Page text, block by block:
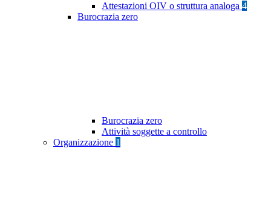
Attestazioni OIV o struttura analoga 4
Burocrazia zero
Burocrazia zero
Attività soggette a controllo
Organizzazione 1